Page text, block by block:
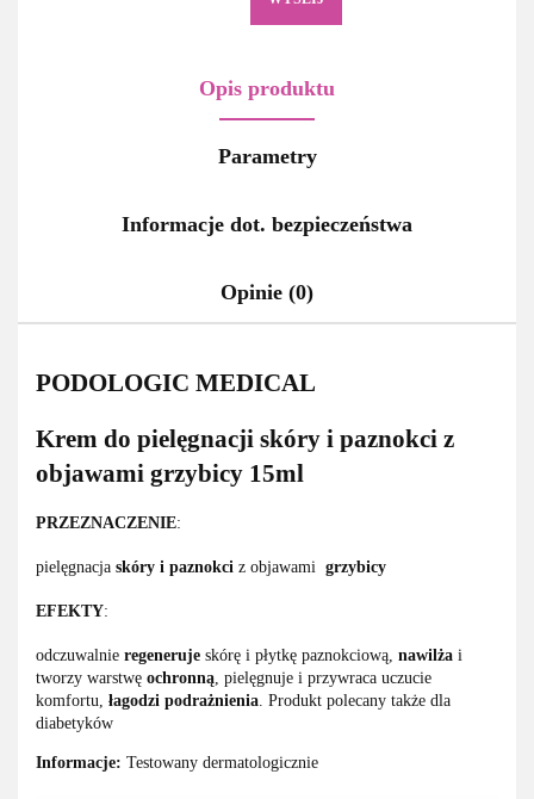
Opis produktu
Parametry
Informacje dot. bezpieczeństwa
Opinie (0)
PODOLOGIC MEDICAL
Krem do pielęgnacji skóry i paznokci z
objawami grzybicy 15ml
PRZEZNACZENIE:
pielęgnacja skóry i paznokci z objawami grzybicy
EFEKTY:
odczuwalnie regeneruje skórę i płytkę paznokciową, nawilża i
tworzy warstwę ochronną, pielęgnuje i przywraca uczucie
komfortu, łagodzi podrażnienia. Produkt polecany także dla
diabetyków
Informacje: Testowany dermatologicznie